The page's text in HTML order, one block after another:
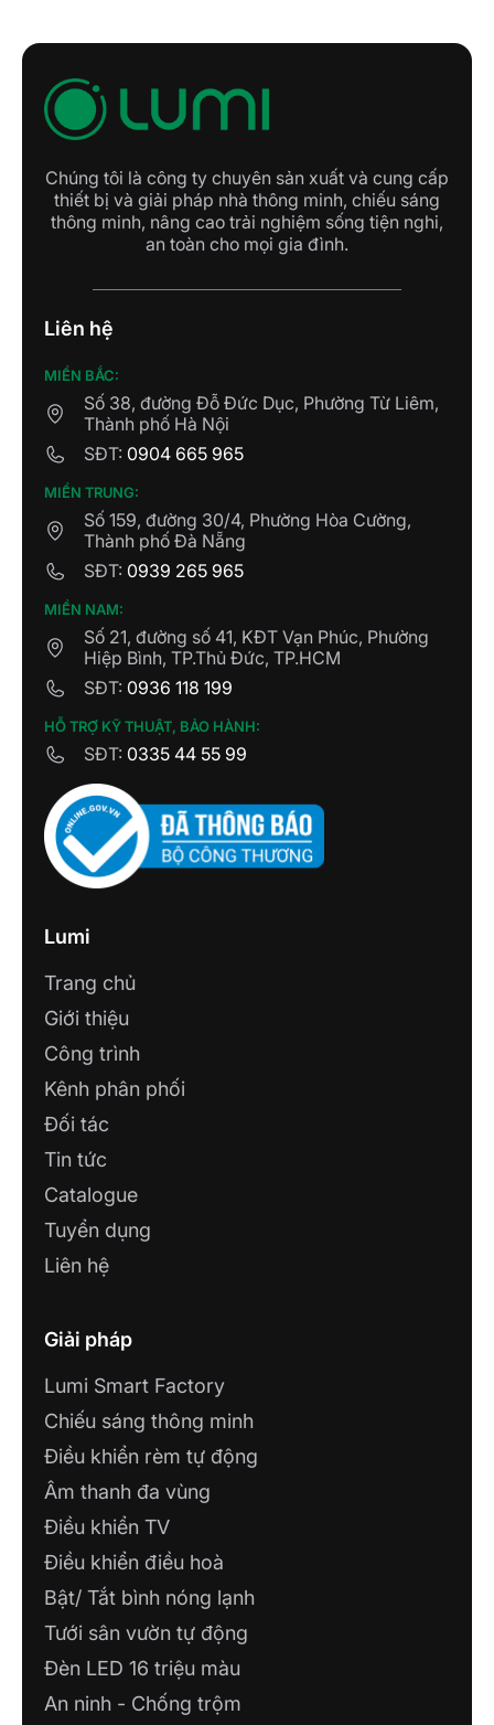
Chúng tôi là công ty chuyên sản xuất và cung cấp
thiết bị và giải pháp nhà thông minh, chiếu sáng
thông minh, nâng cao trải nghiệm sống tiện nghi,
an toàn cho mọi gia đình.
Liên hệ
MIỀN BẮC:
Số 38, đường Đỗ Đức Dục, Phường Từ Liêm,
Thành phố Hà Nội
SĐT: 0904 665 965
MIỀN TRUNG:
Số 159, đường 30/4, Phường Hòa Cường,
Thành phố Đà Nẵng
SĐT: 0939 265 965
MIỀN NAM:
Số 21, đường số 41, KĐT Vạn Phúc, Phường
Hiệp Bình, TP.Thủ Đức, TP.HCM
SĐT: 0936 118 199
HỖ TRỢ KỸ THUẬT, BẢO HÀNH:
SĐT: 0335 44 55 99
Lumi
Trang chủ
Giới thiệu
Công trình
Kênh phân phối
Đối tác
Tin tức
Catalogue
Tuyển dụng
Liên hệ
Giải pháp
Lumi Smart Factory
Chiếu sáng thông minh
Điều khiển rèm tự động
Âm thanh đa vùng
Điều khiển TV
Điều khiển điều hoà
Bật/ Tắt bình nóng lạnh
Tưới sân vườn tự động
Đèn LED 16 triệu màu
An ninh - Chống trộm